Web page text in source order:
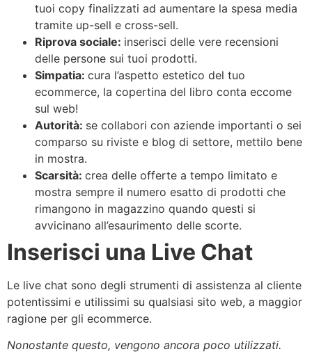
tuoi copy finalizzati ad aumentare la spesa media
tramite up-sell e cross-sell.
Riprova sociale: inserisci delle vere recensioni
delle persone sui tuoi prodotti.
Simpatia: cura l’aspetto estetico del tuo
ecommerce, la copertina del libro conta eccome
sul web!
Autorità: se collabori con aziende importanti o sei
comparso su riviste e blog di settore, mettilo bene
in mostra.
Scarsità: crea delle offerte a tempo limitato e
mostra sempre il numero esatto di prodotti che
rimangono in magazzino quando questi si
avvicinano all’esaurimento delle scorte.
Inserisci una Live Chat
Le live chat sono degli strumenti di assistenza al cliente
potentissimi e utilissimi su qualsiasi sito web, a maggior
ragione per gli ecommerce.
Nonostante questo, vengono ancora poco utilizzati.